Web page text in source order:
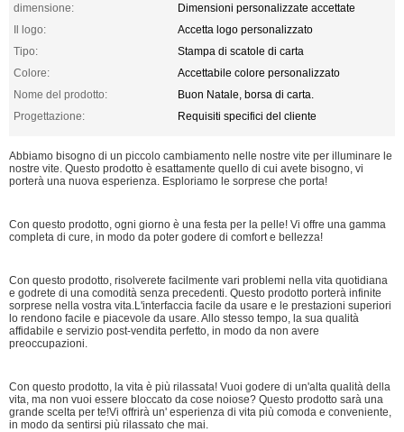
dimensione:
Dimensioni personalizzate accettate
Il logo:
Accetta logo personalizzato
Tipo:
Stampa di scatole di carta
Colore:
Accettabile colore personalizzato
Nome del prodotto:
Buon Natale, borsa di carta.
Progettazione:
Requisiti specifici del cliente
Abbiamo bisogno di un piccolo cambiamento nelle nostre vite per illuminare le
nostre vite. Questo prodotto è esattamente quello di cui avete bisogno, vi
porterà una nuova esperienza. Esploriamo le sorprese che porta!
Con questo prodotto, ogni giorno è una festa per la pelle! Vi offre una gamma
completa di cure, in modo da poter godere di comfort e bellezza!
Con questo prodotto, risolverete facilmente vari problemi nella vita quotidiana
e godrete di una comodità senza precedenti. Questo prodotto porterà infinite
sorprese nella vostra vita.L'interfaccia facile da usare e le prestazioni superiori
lo rendono facile e piacevole da usare. Allo stesso tempo, la sua qualità
affidabile e servizio post-vendita perfetto, in modo da non avere
preoccupazioni.
Con questo prodotto, la vita è più rilassata! Vuoi godere di un'alta qualità della
vita, ma non vuoi essere bloccato da cose noiose? Questo prodotto sarà una
grande scelta per te!Vi offrirà un' esperienza di vita più comoda e conveniente,
in modo da sentirsi più rilassato che mai.